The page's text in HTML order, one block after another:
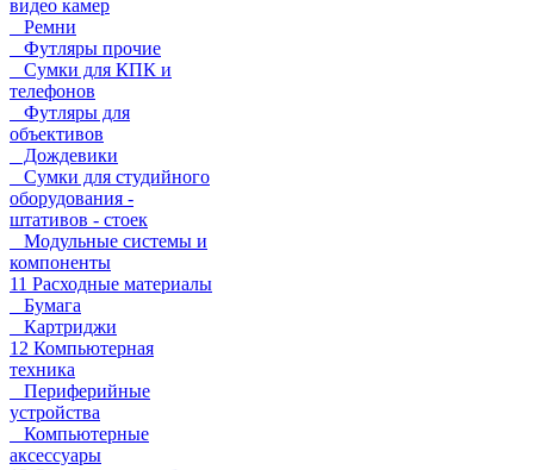
видео камер
Ремни
Футляры прочие
Сумки для КПК и
телефонов
Футляры для
объективов
Дождевики
Сумки для студийного
оборудования -
штативов - стоек
Модульные системы и
компоненты
11 Расходные материалы
Бумага
Картриджи
12 Компьютерная
техника
Периферийные
устройства
Компьютерные
аксессуары